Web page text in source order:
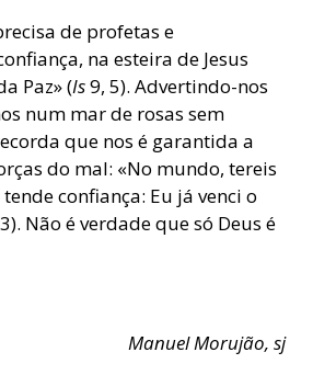
de profetas e
na esteira de Jesus
Paz» (Is9, 5). Advertindo-nos
num mar de rosas sem
que nos é garantida a
do mal: «No mundo, tereis
confiança: Eu já venci o
Não é verdade que só Deus é
Manuel Morujão, sj